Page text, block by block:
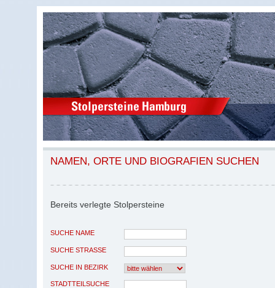
NAMEN, ORTE UND BIOGRAFIEN SUCHEN
Bereits verlegte Stolpersteine
SUCHE NAME
SUCHE STRASSE
SUCHE IN BEZIRK
STADTTEILSUCHE